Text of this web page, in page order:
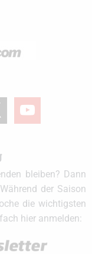
youtube
bleiben? Dann
der Saison
die wichtigsten
hier anmelden: